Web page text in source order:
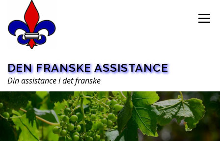
indhold
DEN FRANSKE ASSISTANCE
Din assistance i det franske
Menu
HOME